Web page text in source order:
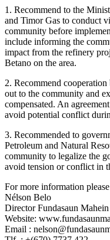
1. Recommend to the
and Timor Gas to conduct
community before
include informing the
impact from the refinery
Betano on the area.
2. Recommend
out to the community and
compensated. An
avoid potential conflict
3. Recommended to
Petroleum and Natural
community to legalize the
avoid tension or conflict in
For more information
Nélson Belo
Director Fundasaun Mahein
Website:
Email :